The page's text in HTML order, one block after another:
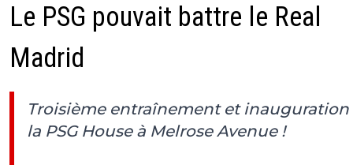
Le PSG pouvait battre le Real
Madrid
Troisième entraînement et inauguration
la PSG House à Melrose Avenue !